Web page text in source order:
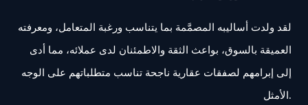
لقد ولدت أساليبه المصمَّمة بما يتناسب ورغبة المتعامل، ومعرفته
العميقة بالسوق، بواعث الثقة والاطمئنان لدى عملائه، مما أدى
إلى إبرامهم لصفقات عقارية ناجحة تناسب متطلباتهم على الوجه
الأمثل.